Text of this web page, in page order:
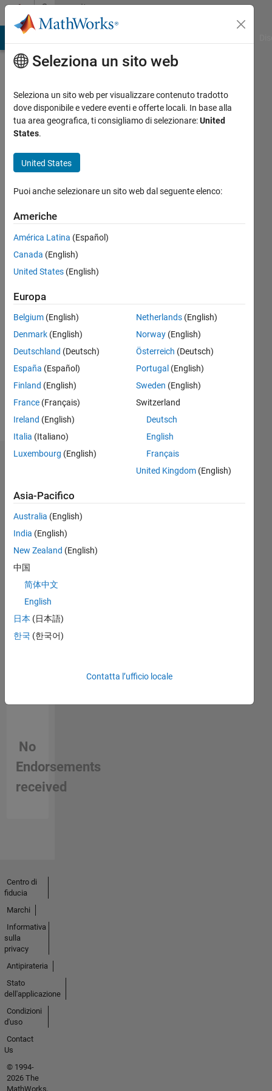
Vai al contenutoCommunity
Profile
Valentin
Boutrouche
MathWorks
Followers:
Follow
Messaggio
Languages:
English,
French
Sponsorizzazioni
login
to
this
person
in a
No
Endorsements
received
Seleziona un sito web
Seleziona un sito web per visualizzare contenuto tradotto
dove disponibile e vedere eventi e offerte locali. In base alla
tua area geografica, ti consigliamo di selezionare:United
States.
United States
Puoi anche selezionare un sito web dal seguente elenco:
Americhe
América Latina (Español)
Canada (English)
United States (English)
Europa
Belgium (English)
Denmark (English)
Deutschland (Deutsch)
España (Español)
Finland (English)
France (Français)
Ireland (English)
Italia (Italiano)
Luxembourg (English)
Netherlands(English)
Norway(English)
Österreich (Deutsch)
Portugal (English)
Sweden (English)
Switzerland
Deutsch
English
Français
United Kingdom(English)
Asia-Pacifico
Australia (English)
India (English)
New Zealand (English)
中国
简体中文
English
日本 (日本語)
한국 (한국어)
Contatta l’ufficio locale
Centro di
fiducia
Marchi
Informativa
sulla
privacy
Antipirateria
Stato
dell'applicazione
Condizioni
d'uso
Contact
Us
© 1994-
2026 The
MathWorks,